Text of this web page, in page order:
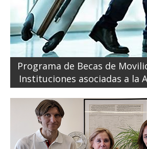
Programa de Becas de
Instituciones asociadas a la